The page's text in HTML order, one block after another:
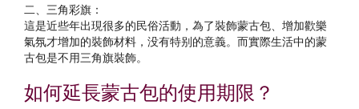
二、三角彩旗：
這是近些年出現很多的民俗活動，為了裝飾蒙古包、增加歡樂
氣氛才增加的裝飾材料，没有特别的意義。而實際生活中的蒙
古包是不用三角旗裝飾。
如何延長蒙古包的使用期限？